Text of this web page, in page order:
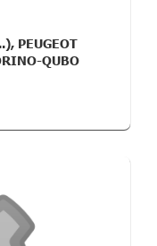
PEUGEOT
QUBO